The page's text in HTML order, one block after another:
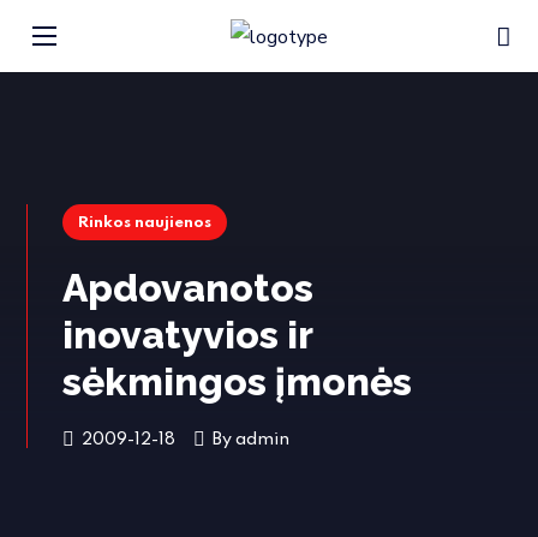
Rinkos naujienos
Apdovanotos
inovatyvios ir
sėkmingos įmonės
2009-12-18 Byadmin